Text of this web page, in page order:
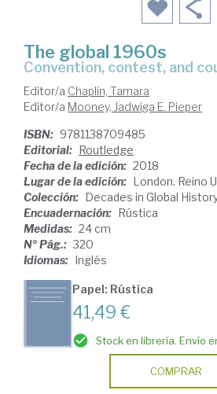
The global 1960s
convention, contest, and
Editor/a Chaplin, Tamara
Editor/a Mooney, Jadwiga E. Pieper
ISBN: 9781138709485
Editorial: Routledge
Fecha de la edición: 2018
Lugar de la edición: London. Reino
Colección: Decades in Global
Encuadernación: Rústica
Medidas: 24 cm
Nº Pág.: 320
Idiomas: Inglés
Papel: Rústica
41,49 €
Stock en librería. Envío
COMPRAR